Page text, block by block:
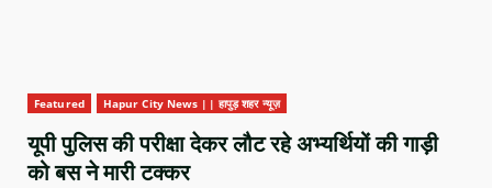
Featured Hapur City News || हापुड़ शहर न्यूज़
यूपी पुलिस की परीक्षा देकर लौट रहे अभ्यर्थियों की गाड़ी
को बस ने मारी टक्कर